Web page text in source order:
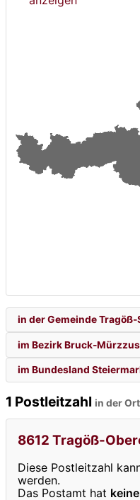
in der Gemeinde
im Bezirk Bruck-
im Bundesland
1 Postleitzahl in der
8612 Tragöß-
Diese Postleitzahl
werden.
Das Postamt hat